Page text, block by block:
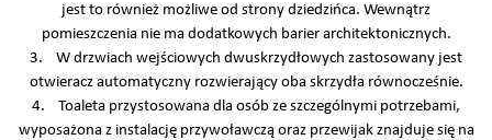
jest to również możliwe od strony dziedzińca. Wewnątrz
pomieszczenia nie ma dodatkowych barier architektonicznych.
3. W drzwiach wejściowych dwuskrzydłowych zastosowany jest
otwieracz automatyczny rozwierający oba skrzydła równocześnie.
4. Toaleta przystosowana dla osób ze szczególnymi potrzebami,
wyposażona z instalację przywoławczą oraz przewijak znajduje się na